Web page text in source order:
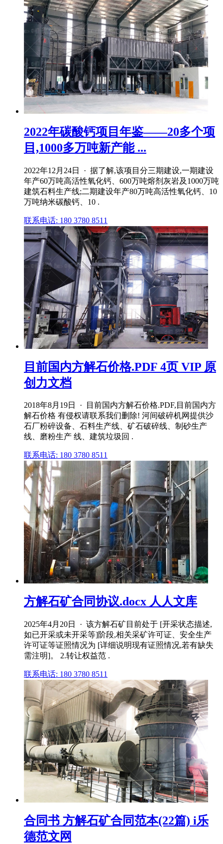
2022年碳酸钙项目年鉴——20多个项
目,1000多万吨新产能 ...
2022年12月24日 · 据了解,该项目分三期建设,一期建设
年产60万吨高活性氧化钙、600万吨熔剂灰岩及1000万吨
建筑石料生产线;二期建设年产80万吨高活性氧化钙、10
万吨纳米碳酸钙、10 .
联系电话: 180 3780 8511
目前国内方解石价格.PDF 4页 VIP 原
创力文档
2018年8月19日 · 目前国内方解石价格.PDF,目前国内方
解石价格 有侵权请联系我们删除! 河间破碎机网提供沙
石厂粉碎设备、石料生产线、矿石破碎线、制砂生产
线、磨粉生产 线、建筑垃圾回 .
联系电话: 180 3780 8511
方解石矿合同协议.docx 人人文库
2025年4月20日 · 该方解石矿目前处于 [开采状态描述,
如已开采或未开采等]阶段,相关采矿许可证、安全生产
许可证等证照情况为 [详细说明现有证照情况,若有缺失
需注明]。 2.转让权益范 .
联系电话: 180 3780 8511
合同书 方解石矿合同范本(22篇) i乐
德范文网